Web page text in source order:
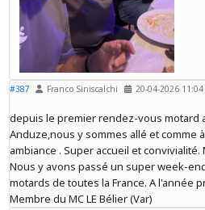
#387 Franco Siniscalchi 20-04-2026 11:04
depuis le premier rendez-vous motard
Anduze,nous y sommes allé et comme
ambiance . Super accueil et
Nous y avons passé un super week-
motards de toutes la France. A l'année
Membre du MC LE Bélier (Var)